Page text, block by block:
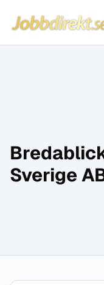
Hoppa till
Jobbdirekt
Sverige